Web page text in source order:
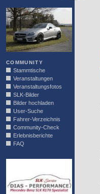
COMMUNITY
Stammtische
Veranstaltungen
Veranstaltungsfotos
SLK-Bilder
Bilder hochladen
User-Suche
Fahrer-Verzeichnis
Community-Check
Erlebnisberichte
FAQ